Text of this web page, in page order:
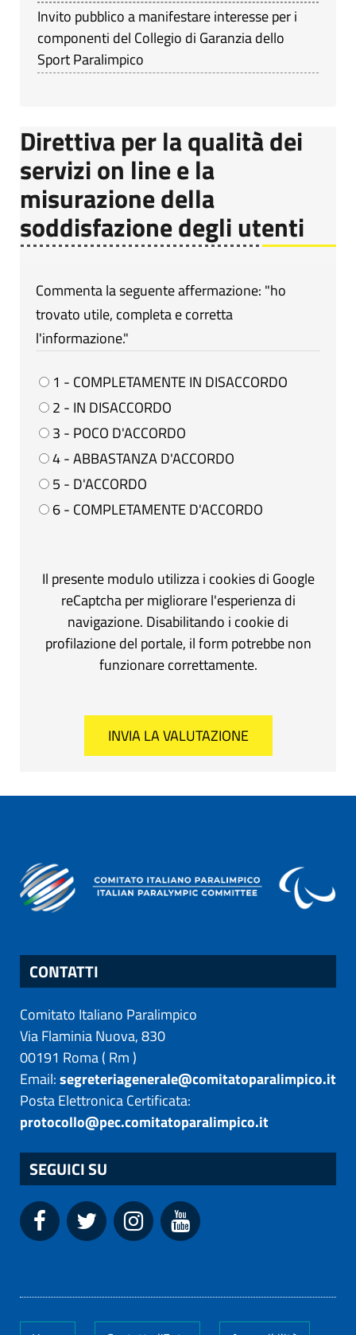
Invito pubblico a manifestare interesse per i
componenti del Collegio di Garanzia dello
Sport Paralimpico
Direttiva per la qualità dei
servizi on line e la
misurazione della
soddisfazione degli utenti
Commenta la seguente affermazione: "ho
trovato utile, completa e corretta
l'informazione."
1 - COMPLETAMENTE IN DISACCORDO
2 - IN DISACCORDO
3 - POCO D'ACCORDO
4 - ABBASTANZA D'ACCORDO
5 - D'ACCORDO
6 - COMPLETAMENTE D'ACCORDO
Il presente modulo utilizza i cookies di Google
reCaptcha per migliorare l'esperienza di
navigazione. Disabilitando i cookie di
profilazione del portale, il form potrebbe non
funzionare correttamente.
CONTATTI
Comitato Italiano Paralimpico
Via Flaminia Nuova, 830
00191 Roma( Rm)
Email:segreteriagenerale@comitatoparalimpico.it
Posta Elettronica Certificata:
protocollo@pec.comitatoparalimpico.it
SEGUICI SU